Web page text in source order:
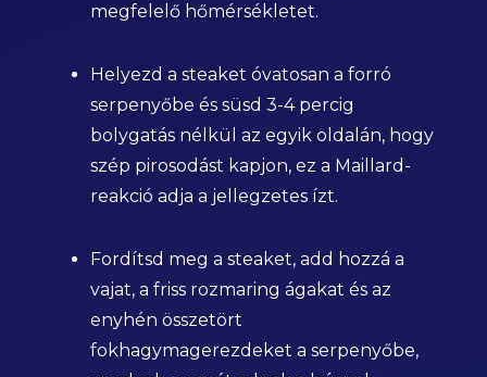
megfelelő hőmérsékletet.
Helyezd a steaket óvatosan a forró
serpenyőbe és süsd 3-4 percig
bolygatás nélkül az egyik oldalán, hogy
szép pirosodást kapjon, ez a Maillard-
reakció adja a jellegzetes ízt.
Fordítsd meg a steaket, add hozzá a
vajat, a friss rozmaring ágakat és az
enyhén összetört
fokhagymagerezdeket a serpenyőbe,